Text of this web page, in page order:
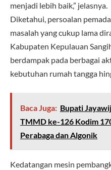
menjadi lebih baik,” jelasnya.
Diketahui, persoalan
masalah yang cukup lama
Kabupaten Kepulauan
berdampak pada berbagai
kebutuhan rumah tangga
Baca Juga: Bupati
TMMD ke-126 Kodim
Perabaga dan Algonik
Kedatangan mesin